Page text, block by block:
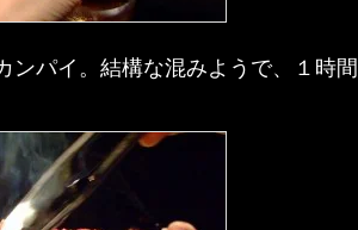
ンパイ。結構な混みようで、１時間